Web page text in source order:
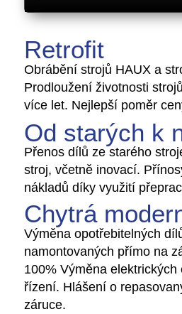
Retrofit
Obrábění strojů HAUX a
Prodloužení životnosti
více let. Nejlepší poměr
Od starých k
Přenos dílů ze starého
stroj, včetně inovací.
nákladů díky využití
Chytrá
Výměna opotřebitelných
namontovaných přímo na
100% Výměna elektrických
řízení. Hlášení o
záruce.